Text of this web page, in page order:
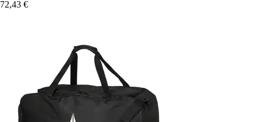
72,43 €